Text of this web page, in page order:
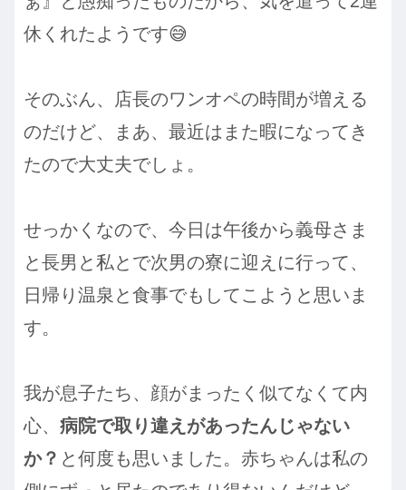
休くれたようです😅
そのぶん、店長のワンオペの時間が増える
のだけど、まあ、最近はまた暇になってき
たので大丈夫でしょ。
せっかくなので、今日は午後から義母さま
と長男と私とで次男の寮に迎えに行って、
日帰り温泉と食事でもしてこようと思いま
す。
我が息子たち、顔がまったく似てなくて内
心、 病院で取り違えがあったんじゃない
か？ と何度も思いました。赤ちゃんは私の